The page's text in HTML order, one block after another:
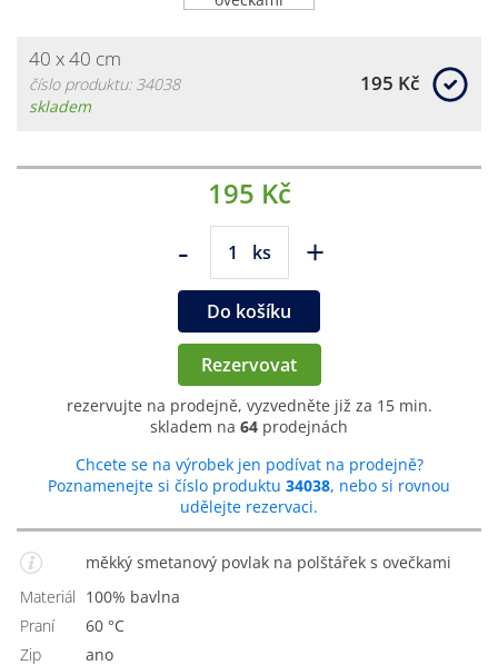
40 x 40 cm
číslo produktu: 34038
skladem
195 Kč
195 Kč
- ks +
Do košíku
Rezervovat
rezervujte na prodejně, vyzvedněte již za 15 min.
skladem na 64 prodejnách
Chcete se na výrobek jen podívat na prodejně?
Poznamenejte si číslo produktu 34038, nebo si rovnou
udělejte rezervaci.
měkký smetanový povlak na polštářek s ovečkami
Materiál
100% bavlna
Praní
60 °C
Zip
Ano